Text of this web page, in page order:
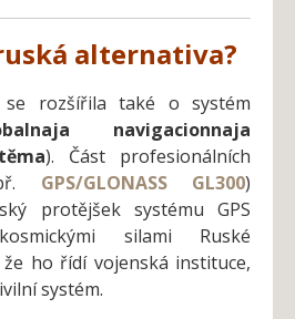
ruská alternativa?
se rozšířila také o systém
navigacionnaja
). Část profesionálních
GPS/GLONASS GL300)
protějšek systému GPS
silami Ruské
ho řídí vojenská instituce,
systém.